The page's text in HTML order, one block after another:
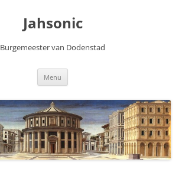
Jahsonic
Burgemeester van Dodenstad
Menu